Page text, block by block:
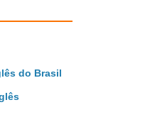
do Brasil